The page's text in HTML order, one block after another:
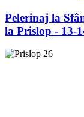
Pelerinaj la
la Prislop - 13-